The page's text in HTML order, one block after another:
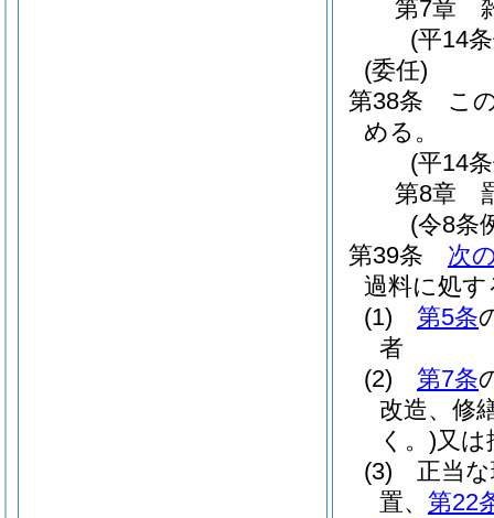
第7章
(平14
(委任)
第38条
こ
める。
(平14
第8章
(令8条
第39条
次
過料に処す
(1)
第5条
者
(2)
第7条
改造、修
く。)又
(3)
正当
置、 第22